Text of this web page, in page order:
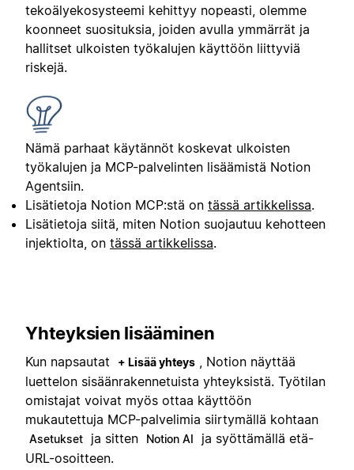
tekoälyekosysteemi kehittyy nopeasti, olemme
koonneet suosituksia, joiden avulla ymmärrät ja
hallitset ulkoisten työkalujen käyttöön liittyviä
riskejä.
Nämä parhaat käytännöt koskevat ulkoisten
työkalujen ja MCP-palvelinten lisäämistä Notion
Agentsiin.
Lisätietoja Notion MCP:stä on tässä artikkelissa.
Lisätietoja siitä, miten Notion suojautuu kehotteen
injektiolta, on tässä artikkelissa.
Yhteyksien lisääminen
Kun napsautat + Lisää yhteys
, Notion näyttää
luettelon sisäänrakennetuista yhteyksistä. Työtilan
omistajat voivat myös ottaa käyttöön
mukautettuja MCP-palvelimia siirtymällä kohtaan
Asetukset ja sitten Notion AI
ja syöttämällä etä-
URL-osoitteen.